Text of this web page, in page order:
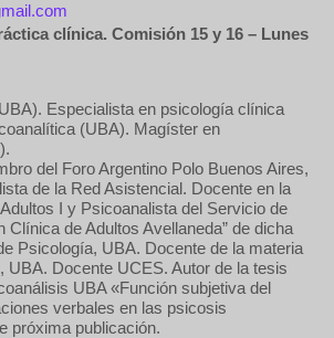
clínica. Comisión 15 y 16 – Lunes
Especialista en psicología clínica
(UBA). Magíster en
del Foro Argentino Polo Buenos Aires,
de la Red Asistencial. Docente en la
I y Psicoanalista del Servicio de
Clínica de Adultos Avellaneda” de dicha
Psicología, UBA. Docente de la materia
UBA. Docente UCES. Autor de la tesis
UBA «Función subjetiva del
verbales en las psicosis
próxima publicación.